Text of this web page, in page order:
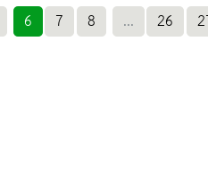
6 7 8 ... 26